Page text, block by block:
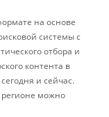
на основе
системы с
отбора и
контента в
и сейчас.
регионе можно